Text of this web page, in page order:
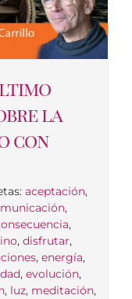
la
con
aceptación,
,
,
, disfrutar,
, energía,
, evolución,
, luz, meditación,